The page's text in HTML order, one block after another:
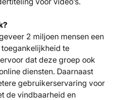
2 miljoen mensen een
te
dat deze groep ook
diensten. Daarnaast
gebruikerservaring voor
de vindbaarheid en